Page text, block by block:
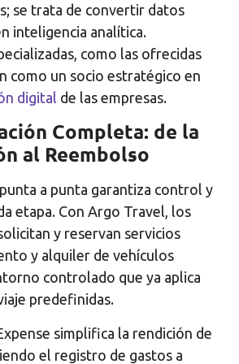
se trata de convertir datos
inteligencia analítica.
como las ofrecidas
como un socio estratégico en
digital de las empresas.
Completa: de la
al Reembolso
a punta garantiza control y
etapa. Con Argo Travel, los
y reservan servicios
y alquiler de vehículos
controlado que ya aplica
predefinidas.
simplifica la rendición de
el registro de gastos a